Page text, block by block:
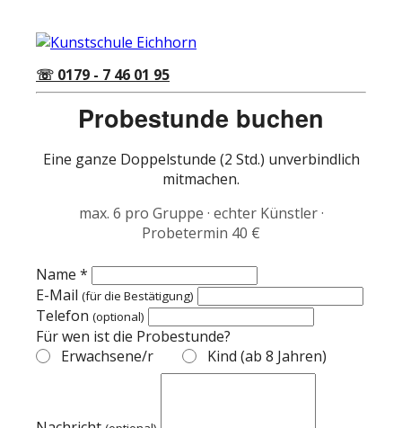
☏ 0179 - 7 46 01 95
Probestunde buchen
Eine ganze Doppelstunde (2 Std.) unverbindlich
mitmachen.
max. 6 pro Gruppe · echter Künstler ·
Probetermin 40 €
Name *
E-Mail (für die Bestätigung)
Telefon (optional)
Für wen ist die Probestunde?
Erwachsene/r
Kind (ab 8 Jahren)